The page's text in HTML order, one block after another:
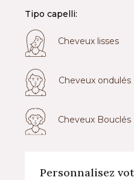
Tipo capelli:
Cheveux lisses
Cheveux ondulés
Cheveux Bouclés
Personnalisez